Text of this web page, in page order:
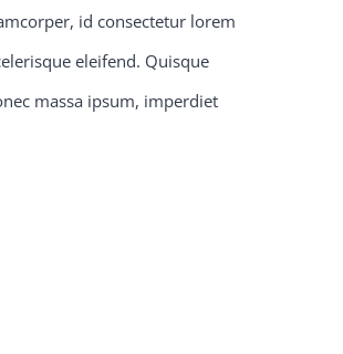
id consectetur lorem
eleifend. Quisque
massa ipsum, imperdiet